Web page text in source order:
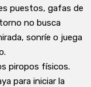
puestos, gafas de
no busca
sonríe o juega
piropos físicos.
para iniciar la